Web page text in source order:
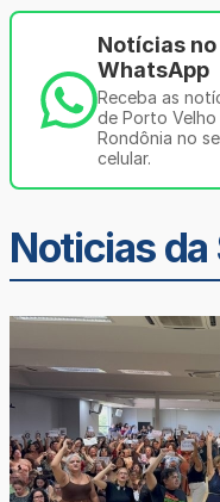
Notícias no
WhatsApp
Receba as
de Porto Velho
Rondônia no
celular.
Noticias da